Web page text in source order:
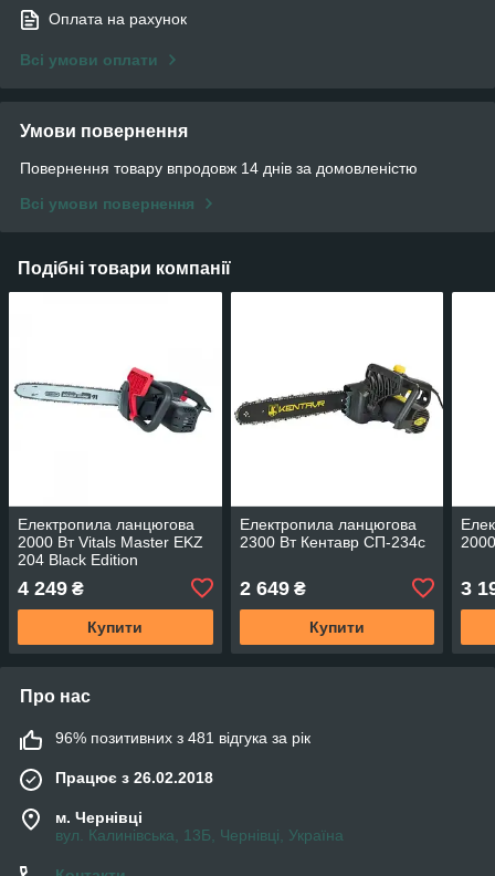
Оплата на рахунок
Всі умови оплати
Умови повернення
Повернення товару впродовж 14 днів за домовленістю
Всі умови повернення
Подібні товари компанії
Електропила ланцюгова
2000 Вт Vitals Master EKZ
204 Black Edition
4 249 ₴
Купити
Електропила ланцюгова
2300 Вт Кентавр СП-234c
2 649₴
Купити
3
Про нас
96% позитивних з 481 відгука за рік
Працює з 26.02.2018
м. Чернівці
вул. Калинівська, 13Б, Чернівці, Україна